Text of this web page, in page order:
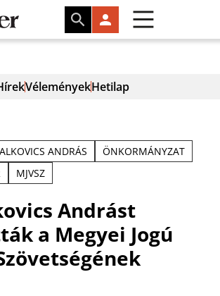
VéleményekHetilap
ANDRÁS
ÖNKORMÁNYZAT
MJVSZ
Andrást
a Megyei Jogú